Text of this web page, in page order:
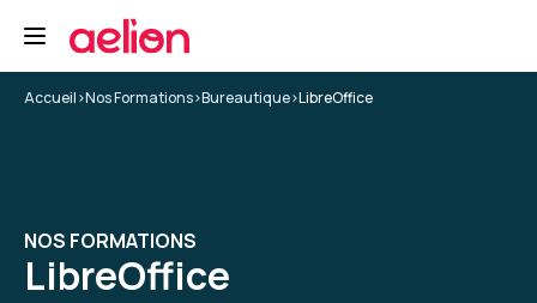
Accueil>Nos Formations>Bureautique>LibreOffice
NOS FORMATIONS
LibreOffice
Formation : Calc - Perfectionnement
La formation m'a appris comment faire des
choses que n'avais pas idée que l'on pouvait